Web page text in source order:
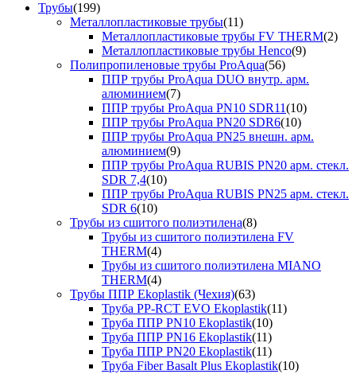
Трубы(199)
Металлопластиковые трубы(11)
Металлопластиковые трубы FV THERM(2)
Металлопластиковые трубы Henco(9)
Полипропиленовые трубы ProAqua(56)
ППР трубы ProAqua DUO внутр. арм.
алюминием(7)
ППР трубы ProAqua PN10 SDR11(10)
ППР трубы ProAqua PN20 SDR6(10)
ППР трубы ProAqua PN25 внешн. арм.
алюминием(9)
ППР трубы ProAqua RUBIS PN20 арм. стекл.
SDR 7,4(10)
ППР трубы ProAqua RUBIS PN25 арм. стекл.
SDR 6(10)
Трубы из сшитого полиэтилена(8)
Трубы из сшитого полиэтилена FV
THERM(4)
Трубы из сшитого полиэтилена MIANO
THERM(4)
Трубы ППР Ekoplastik (Чехия)(63)
Труба PP-RCT EVO Ekoplastik(11)
Труба ППР PN10 Ekoplastik(10)
Труба ППР PN16 Ekoplastik(11)
Труба ППР PN20 Ekoplastik(11)
Труба Fiber Basalt Plus Ekoplastik(10)